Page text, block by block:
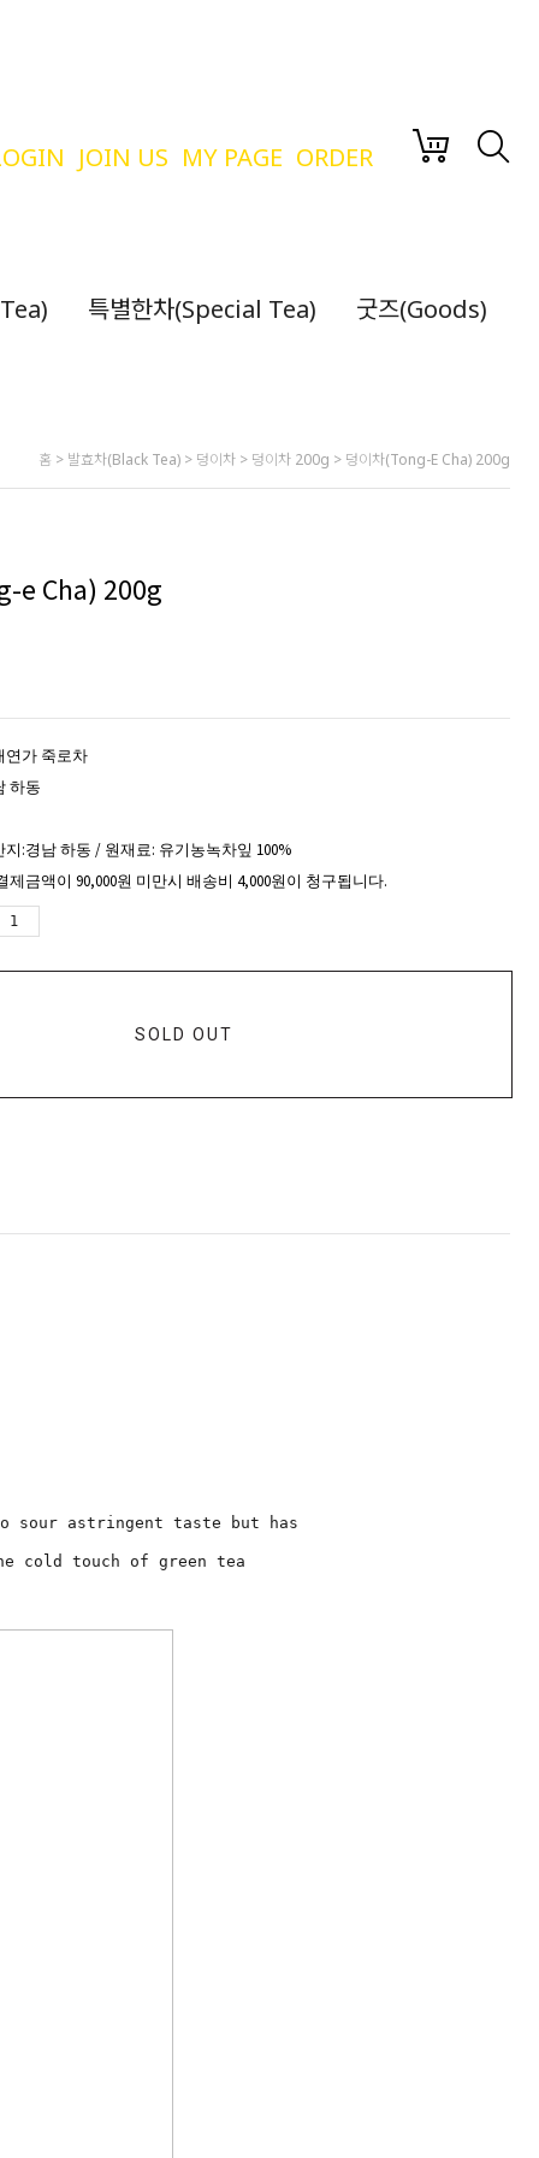
JOIN US MY PAGE ORDER
특별한차(Special Tea) 굿즈(Goods)
홈 > 발효차(Black Tea) > 덩이차 > 덩이차 200g > 덩이차(Tong-E Cha) 200g
e Cha) 200g
연가 죽로차
하동
지:경남 하동 / 원재료: 유기농녹차잎 100%
제금액이 90,000원 미만시 배송비 4,000원이 청구됩니다.
SOLD OUT
sour astringent taste but has
cold touch of green tea